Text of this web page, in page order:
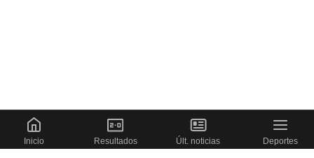
Inicio Resultados Últ. noticias Deportes